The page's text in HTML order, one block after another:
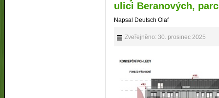
ulici Beranových,
Napsal Deutsch Olaf
Zveřejněno: 30. prosinec 2025